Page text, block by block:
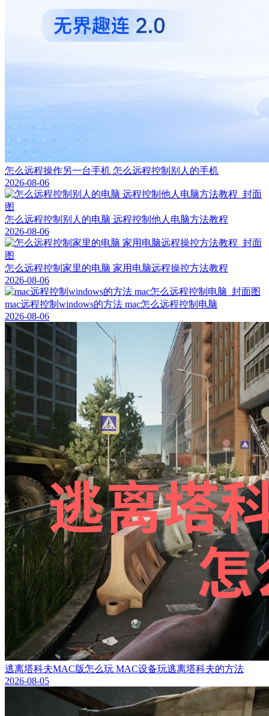
怎么远程操作另一台手机 怎么远程控制别人的手机
2026-08-06
怎么远程控制别人的电脑 远程控制他人电脑方法教程
2026-08-06
怎么远程控制家里的电脑 家用电脑远程操控方法教程
2026-08-06
mac远程控制windows的方法 mac怎么远程控制电脑
2026-08-06
逃离塔科夫MAC版怎么玩 MAC设备玩逃离塔科夫的方法
2026-08-05